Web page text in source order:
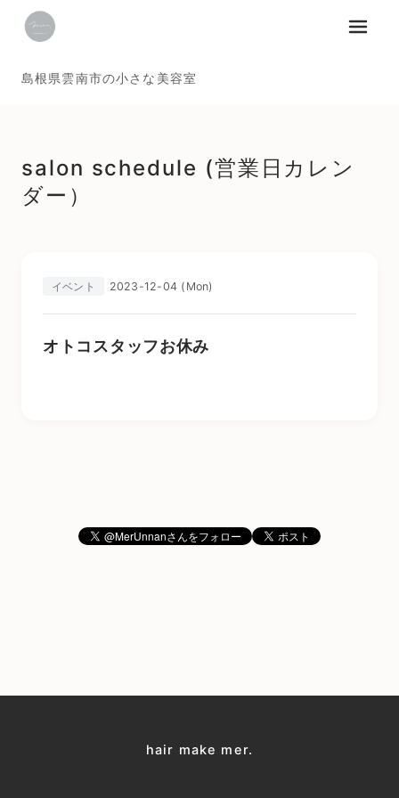
島根県雲南市の小さな美容室
メニュ
salon schedule (営業日カレン
ダー）
イベント 2023-12-04 (Mon)
オトコスタッフお休み
hair make mer.